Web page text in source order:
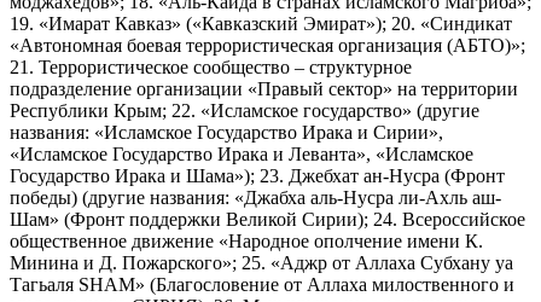
19. «Имарат Кавказ» («Кавказский Эмират»); 20. «Синдикат
«Автономная боевая террористическая организация (АБТО)»;
21. Террористическое сообщество – структурное
подразделение организации «Правый сектор» на территории
Республики Крым; 22. «Исламское государство» (другие
названия: «Исламское Государство Ирака и Сирии»,
«Исламское Государство Ирака и Леванта», «Исламское
Государство Ирака и Шама»); 23. Джебхат ан-Нусра (Фронт
победы) (другие названия: «Джабха аль-Нусра ли-Ахль аш-
Шам» (Фронт поддержки Великой Сирии); 24. Всероссийское
общественное движение «Народное ополчение имени К.
Минина и Д. Пожарского»; 25. «Аджр от Аллаха Субхану уа
Тагьаля SHAM» (Благословение от Аллаха милоственного и